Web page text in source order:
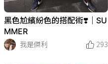
黑色尬繽紛色的搭配術❣️｜SU
MMER
我是傑利
293